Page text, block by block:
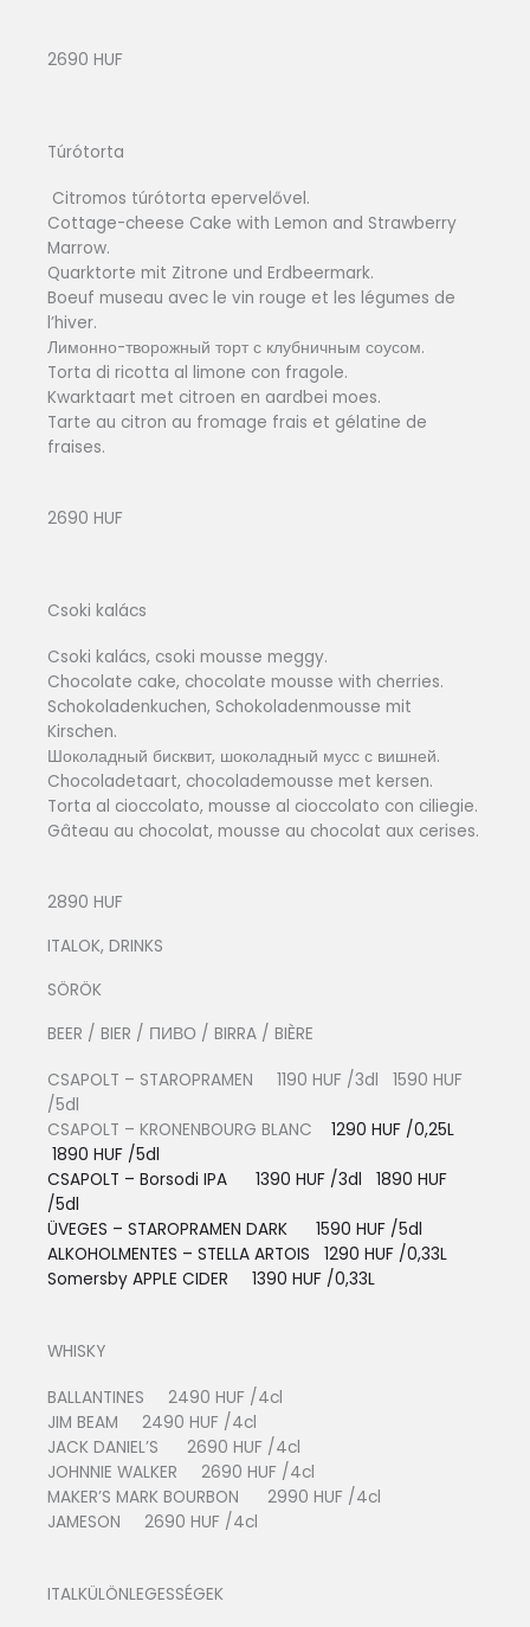
2690 HUF
Túrótorta
Citromos túrótorta epervelővel.
Cottage-cheese Cake with Lemon and Strawberry
Marrow.
Quarktorte mit Zitrone und Erdbeermark.
Boeuf museau avec le vin rouge et les légumes de
l’hiver.
Лимонно-творожный торт с клубничным соусом.
Torta di ricotta al limone con fragole.
Kwarktaart met citroen en aardbei moes.
Tarte au citron au fromage frais et gélatine de
fraises.
2690 HUF
Csoki kalács
Csoki kalács, csoki mousse meggy.
Chocolate cake, chocolate mousse with cherries.
Schokoladenkuchen, Schokoladenmousse mit
Kirschen.
Шоколадный бисквит, шоколадный мусс с вишней.
Chocoladetaart, chocolademousse met kersen.
Torta al cioccolato, mousse al cioccolato con ciliegie.
Gâteau au chocolat, mousse au chocolat aux cerises.
2890 HUF
ITALOK, DRINKS
SÖRÖK
BEER / BIER / ПИВО / BIRRA / BIÈRE
CSAPOLT – STAROPRAMEN 1190 HUF /3dl 1590 HUF
/5dl
CSAPOLT – KRONENBOURG BLANC 1290 HUF /0,25L
1890 HUF /5dl
CSAPOLT – Borsodi IPA 1390 HUF /3dl 1890 HUF
/5dl
ÜVEGES – STAROPRAMEN DARK 1590 HUF /5dl
ALKOHOLMENTES – STELLA ARTOIS 1290 HUF /0,33L
Somersby APPLE CIDER 1390 HUF /0,33L
WHISKY
BALLANTINES 2490 HUF /4cl
JIM BEAM 2490 HUF /4cl
JACK DANIEL’S 2690 HUF /4cl
JOHNNIE WALKER 2690 HUF /4cl
MAKER’S MARK BOURBON 2990 HUF /4cl
JAMESON 2690 HUF /4cl
ITALKÜLÖNLEGESSÉGEK